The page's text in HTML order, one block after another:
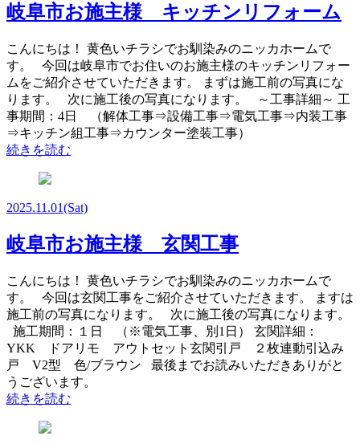
岐阜市お施主様 キッチンリフォーム
こんにちは！ 黄色いチラシでお馴染みのニッカホームで
す。 今回は岐阜市でお住いのお施主様のキッチンリフォー
ムをご紹介させていただきます。 まずは施工前の写真にな
ります。 次に施工後の写真になります。 ～工事詳細～ 工
事期間：4日 （解体工事⇒設備工事⇒電気工事⇒内装工事
⇒キッチン組工事⇒カウンター塗装工事）
続きを読む
2025.11.01(Sat)
岐阜市お施主様 玄関工事
こんにちは！ 黄色いチラシでお馴染みのニッカホームで
す。 今回は玄関工事をご紹介させていただきます。 ますは
施工前の写真になります。 次に施工後の写真になります。
施工期間：１日 （※電気工事、別1日） 玄関詳細：
YKK ドアリモ アウトセット玄関引戸 ２枚連動引込み
戸 V2型 色/ブラウン 最後までお読みいただきありがと
うございます。
続きを読む